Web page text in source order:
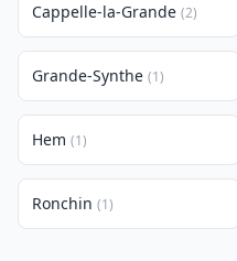
Cappelle-la-Grande (2)
Grande-Synthe (1)
Hem (1)
Ronchin (1)